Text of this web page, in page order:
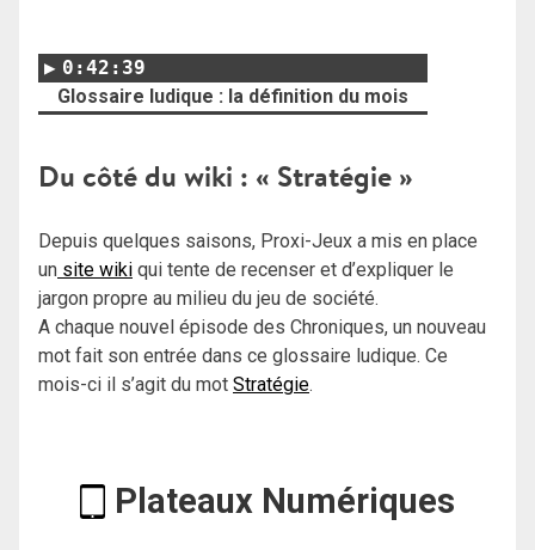
0:42:39
Glossaire ludique : la définition du mois
Du côté du wiki : « Stratégie »
Depuis quelques saisons, Proxi-Jeux a mis en place
un site wiki qui tente de recenser et d’expliquer le
jargon propre au milieu du jeu de société.
A chaque nouvel épisode des Chroniques, un nouveau
mot fait son entrée dans ce glossaire ludique. Ce
mois-ci il s’agit du mot Stratégie.
Plateaux Numériques